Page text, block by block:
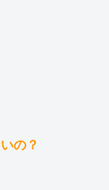
の？